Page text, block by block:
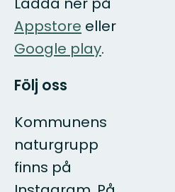
Appstore eller
Google play.
Följ oss
Kommunens
naturgrupp
finns på